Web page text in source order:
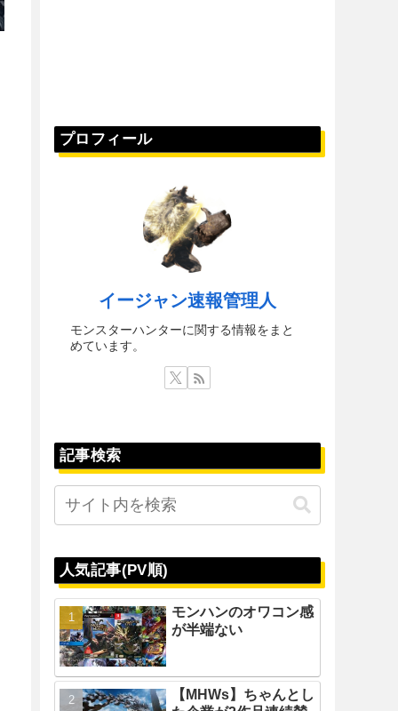
プロフィール
イージャン速報管理人
モンスターハンターに関する情報をまと
めています。
記事検索
人気記事(PV順)
モンハンのオワコン感
が半端ない
【MHWs】ちゃんとし